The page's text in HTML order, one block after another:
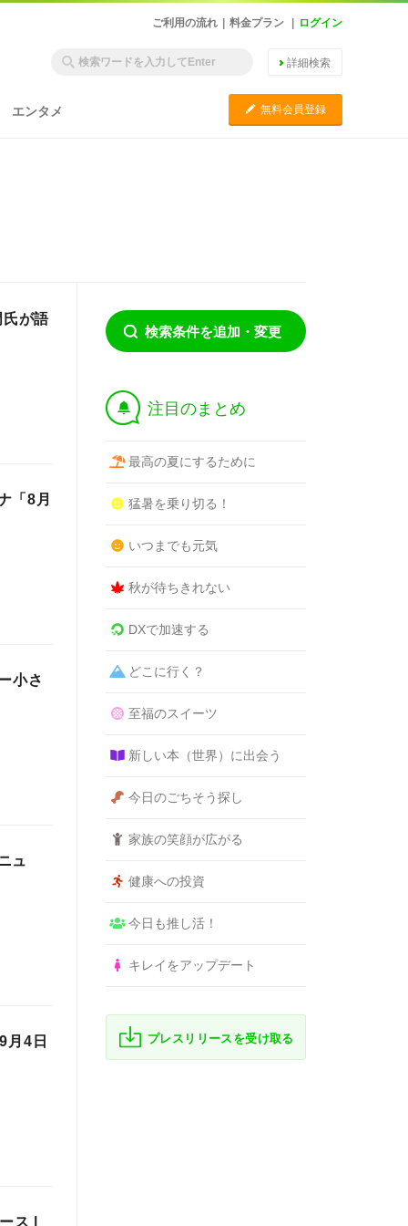
ご利用の流れ 料金プラン ログイン
詳細検索
エンタメ C 無料会員登録
が語
「8月
小さ
ュ
月4日
ス |
検索条件を追加・変更
† 注目のまとめ
最高の夏にするために
猛暑を乗り切る！
いつまでも元気
秋が待ちきれない
DXで加速する
どこに行く？
至福のスイーツ
新しい本（世界）に出会う
今日のごちそう探し
家族の笑顔が広がる
健康への投資
今日も推し活！
キレイをアップデート
プレスリリースを受け取る